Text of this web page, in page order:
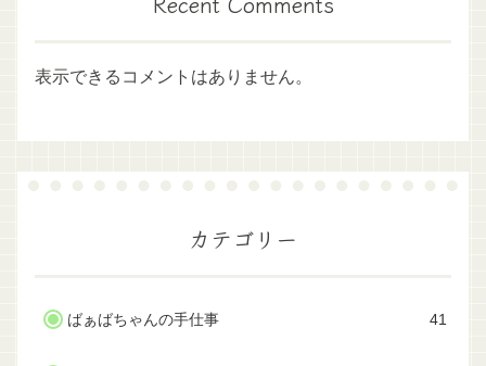
表示できるコメントはありません。
カテゴリー
ばぁばちゃんの手仕事 41